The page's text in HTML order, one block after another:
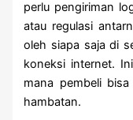
perlu pengiriman
atau regulasi
oleh siapa saja di
koneksi internet.
mana pembeli
hambatan.